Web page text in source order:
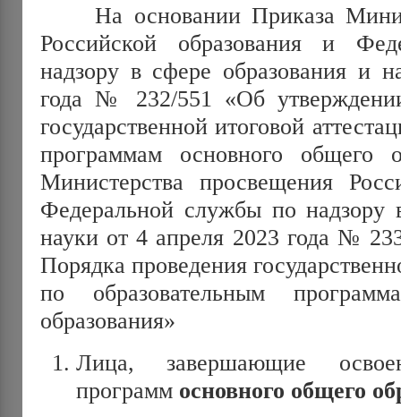
На основании Приказа
Российской образования и
надзору в сфере образования и
года № 232/551 «Об
государственной итоговой
программам основного общего
Министерства просвещения
Федеральной службы по надзору
науки от 4 апреля 2023 года №
Порядка проведения
по образовательным
образования»
Лица, завершающие
программ основного общего